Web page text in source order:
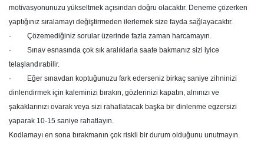
motivasyonunuzu yükseltmek açısından doğru olacaktır. Deneme çözerken
yaptığınız sıralamayı değiştirmeden ilerlemek size fayda sağlayacaktır.
· Çözemediğiniz sorular üzerinde fazla zaman harcamayın.
· Sınav esnasında çok sık aralıklarla saate bakmanız sizi iyice
telaşlandırabilir.
· Eğer sınavdan koptuğunuzu fark ederseniz birkaç saniye zihninizi
dinlendirmek için kaleminizi bırakın, gözlerinizi kapatın, alnınızı ve
şakaklarınızı ovarak veya sizi rahatlatacak başka bir dinlenme egzersizi
yaparak 10-15 saniye rahatlayın.
Kodlamayı en sona bırakmanın çok riskli bir durum olduğunu unutmayın.